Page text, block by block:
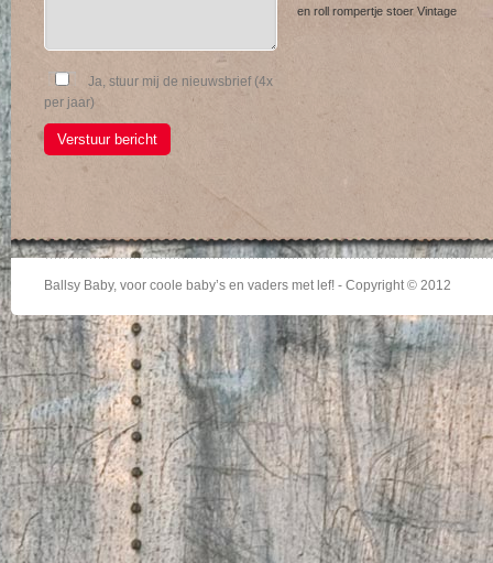
Ja, stuur mij de nieuwsbrief (4x
per jaar)
Verstuur bericht
en roll rompertje stoer Vintage
Ballsy Baby, voor coole baby’s en vaders met lef! - Copyright © 2012